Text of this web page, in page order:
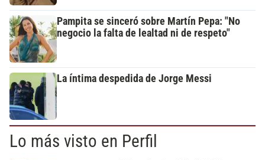
Pampita se sinceró sobre Martín Pepa: "No
negocio la falta de lealtad ni de respeto"
La íntima despedida de Jorge Messi
Lo más visto en Perfil